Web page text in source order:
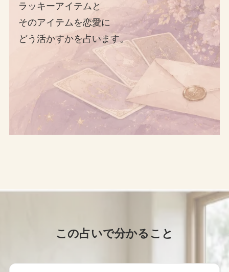
ラッキーアイテムと
そのアイテムを恋愛に
どう活かすかを占います。
この占いで分かること